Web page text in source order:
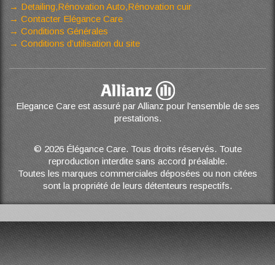
Detailing,Rénovation Auto,Rénovation cuir
Contacter Elégance Care
Conditions Générales
Conditions d’utilisation du site
Elegance Care est assuré par Allianz pour l'ensemble de ses
prestations.
© 2026 Élégance Care. Tous droits réservés. Toute
reproduction interdite sans accord préalable.
Toutes les marques commerciales déposées ou non citées
sont la propriété de leurs détenteurs respectifs.